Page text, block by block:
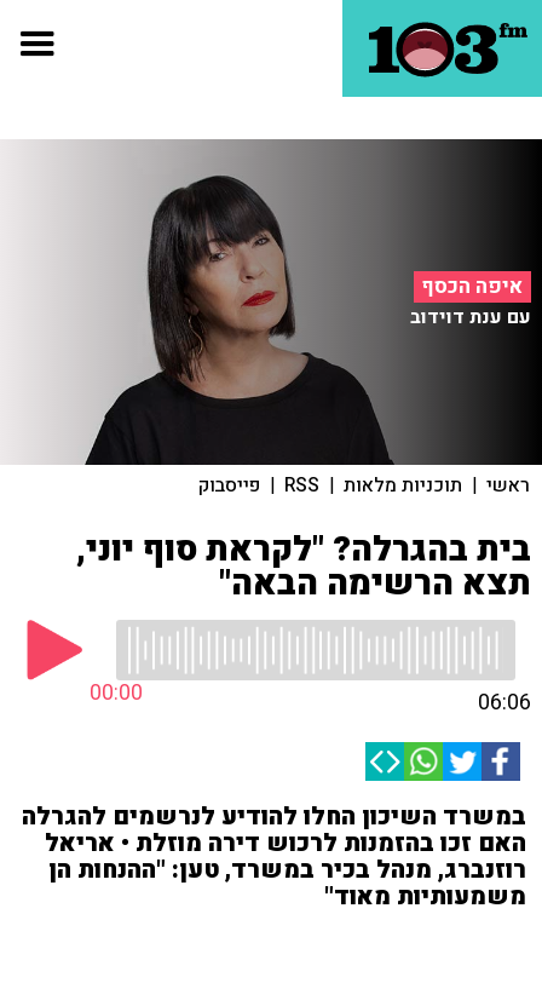
איפה הכסף
עם ענת דוידוב
ראשי | תוכניות מלאות |
RSS
| פייסבוק
בית בהגרלה? "לקראת סוף יוני,
תצא הרשימה הבאה"
00:00 06:06
במשרד השיכון החלו להודיע לנרשמים להגרלה
האם זכו בהזמנות לרכוש דירה מוזלת • אריאל
רוזנברג, מנהל בכיר במשרד, טען: "ההנחות הן
משמעותיות מאוד"